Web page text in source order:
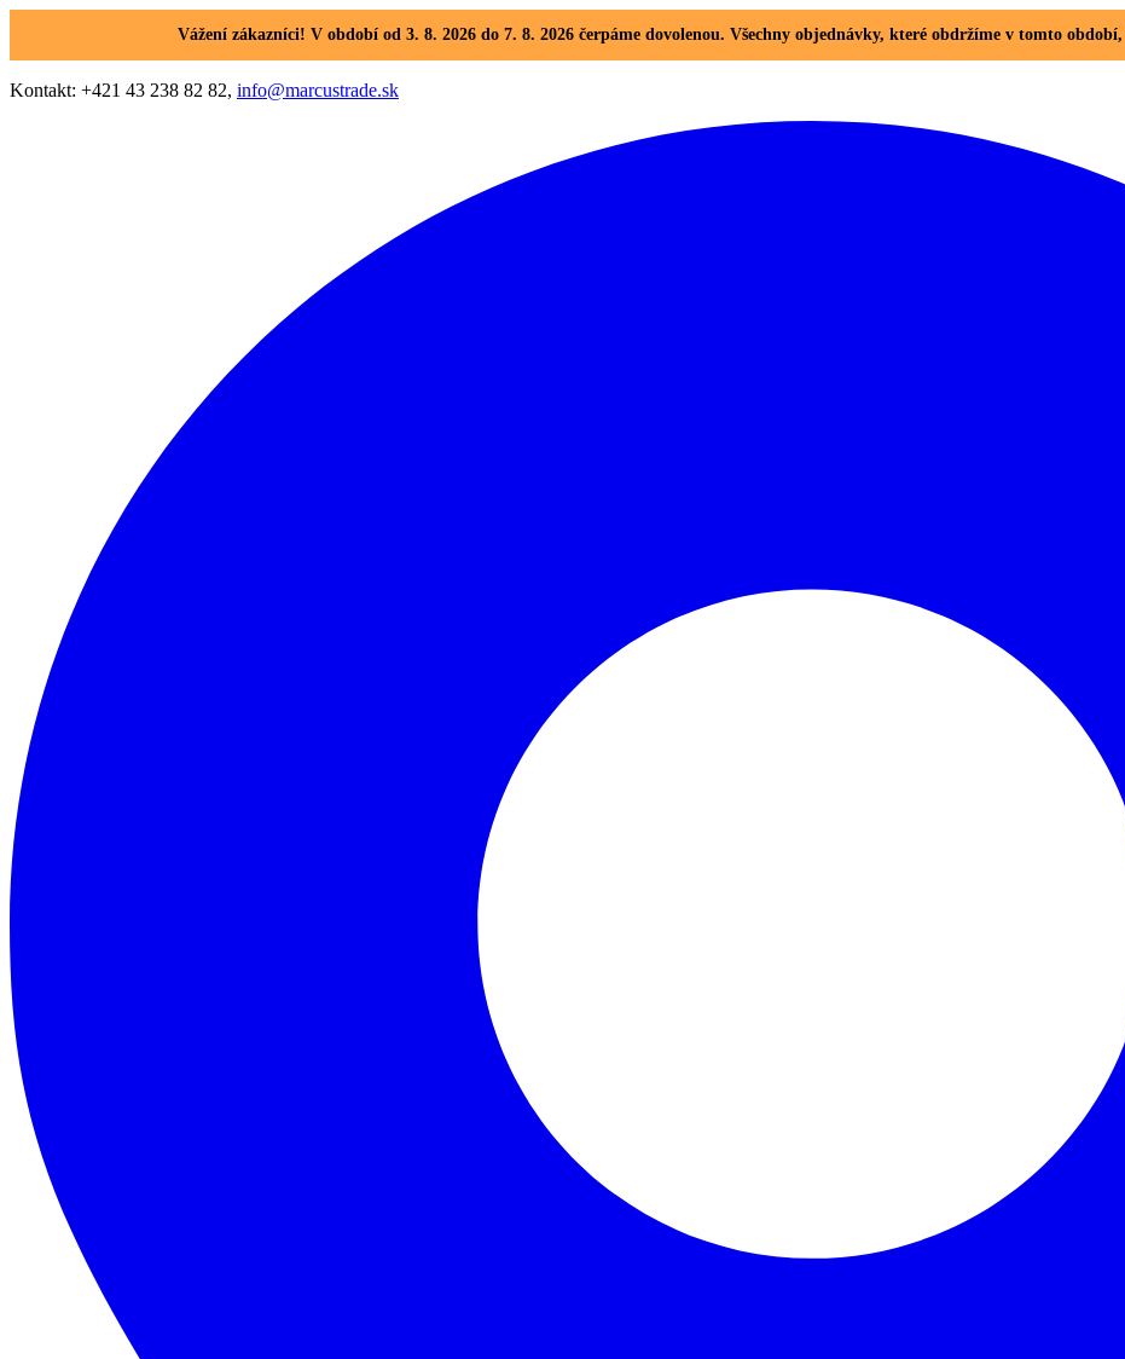
Vážení zákazníci! V období od 3. 8. 2026 do 7. 8. 2026 čerpáme dovolenou. Všechny objednávky, které obdržíme v tomto
Kontakt: +421 43 238 82 82, info@marcustrade.sk